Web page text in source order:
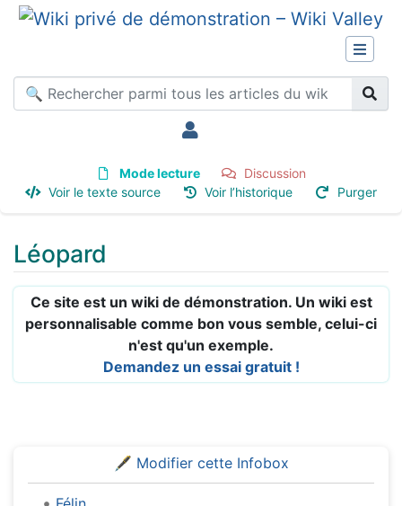
Mode lecture
Discussion
Voir le texte source
Voir l’historique Purger
Léopard
Aller à :navigation,rechercher
Ce site est un wiki de démonstration. Un wiki est
personnalisable comme bon vous semble, celui-ci
n'est qu'un exemple.
Demandez un essai gratuit !
🖋️ Modifier cette Infobox